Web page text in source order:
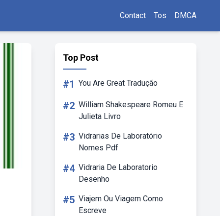
Contact Tos DMCA
Top Post
#1 You Are Great Tradução
#2 William Shakespeare Romeu E
Julieta Livro
#3 Vidrarias De Laboratório
Nomes Pdf
#4 Vidraria De Laboratorio
Desenho
#5 Viajem Ou Viagem Como
Escreve